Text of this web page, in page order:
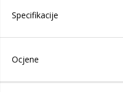
Specifikacije
Ocjene